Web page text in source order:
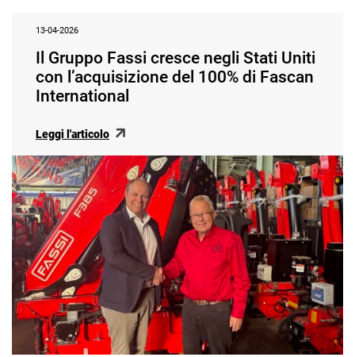
13-04-2026
Il Gruppo Fassi cresce negli Stati Uniti
con l’acquisizione del 100% di Fascan
International
Leggi l'articolo